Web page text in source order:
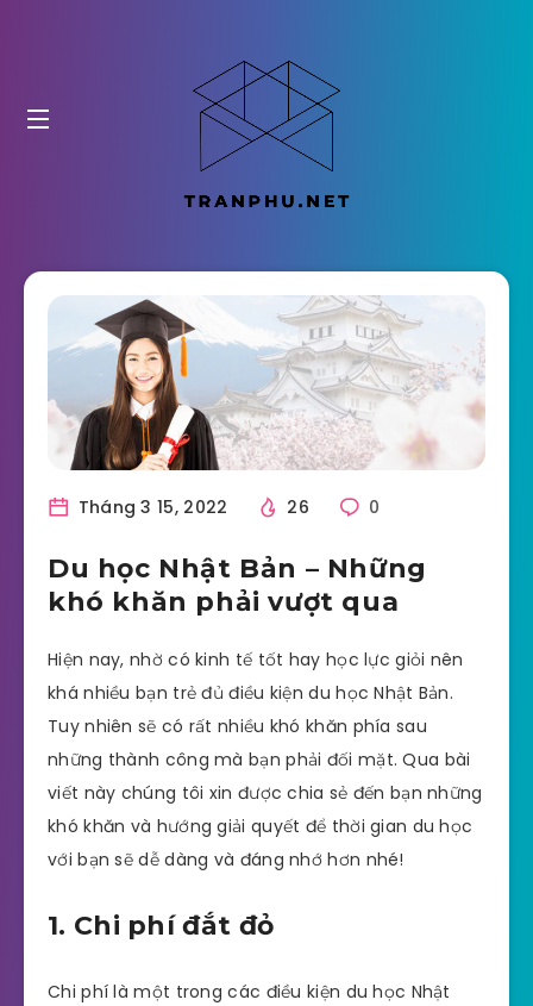
Tháng 3 15, 2022 26 0
Du học Nhật Bản – Những
khó khăn phải vượt qua
Hiện nay, nhờ có kinh tế tốt hay học lực giỏi nên
khá nhiều bạn trẻ đủ điều kiện du học Nhật Bản.
Tuy nhiên sẽ có rất nhiều khó khăn phía sau
những thành công mà bạn phải đối mặt. Qua bài
viết này chúng tôi xin được chia sẻ đến bạn những
khó khăn và hướng giải quyết để thời gian du học
với bạn sẽ dễ dàng và đáng nhớ hơn nhé!
1. Chi phí đắt đỏ
Chi phí là một trong các điều kiện du học Nhật